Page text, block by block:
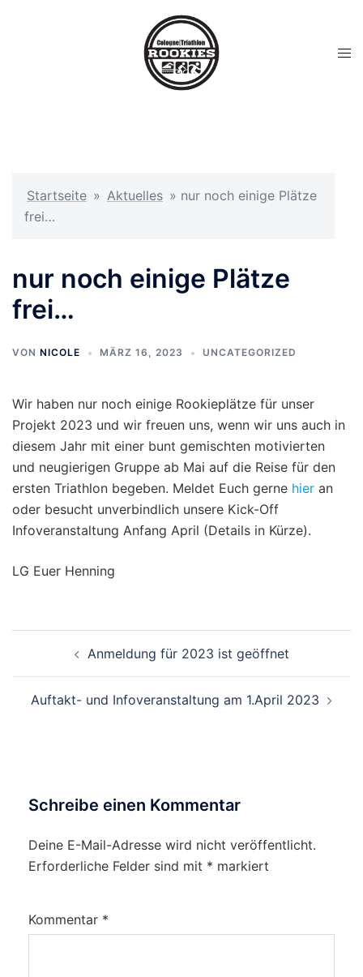
Startseite » Aktuelles » nur noch einige Plätze
frei…
nur noch einige Plätze
frei…
VON NICOLE MÄRZ 16, 2023 UNCATEGORIZED
Wir haben nur noch einige Rookieplätze für unser
Projekt 2023 und wir freuen uns, wenn wir uns auch in
diesem Jahr mit einer bunt gemischten motivierten
und neugierigen Gruppe ab Mai auf die Reise für den
ersten Triathlon begeben. Meldet Euch gerne hier an
oder besucht unverbindlich unsere Kick-Off
Infoveranstaltung Anfang April (Details in Kürze).
LG Euer Henning
Anmeldung für 2023 ist geöffnet
Auftakt- und Infoveranstaltung am 1.April 2023
Schreibe einen Kommentar
Deine E-Mail-Adresse wird nicht veröffentlicht.
Erforderliche Felder sind mit * markiert
Kommentar *